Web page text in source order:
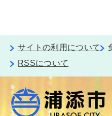
サイトの利用について
RSSについて